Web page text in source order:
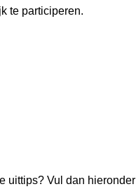
te participeren.
uittips? Vul dan hieronder